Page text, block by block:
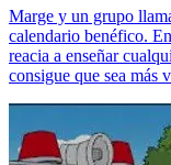
Marge y un grupo
calendario benéfico.
reacia a enseñar
consigue que sea más